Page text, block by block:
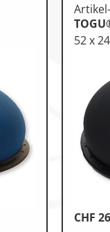
52 x
CHF